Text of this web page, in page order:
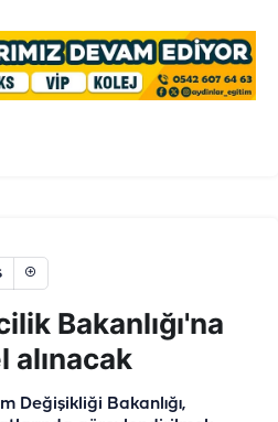
Bakanlığı'na
alınacak
Değişikliği Bakanlığı,